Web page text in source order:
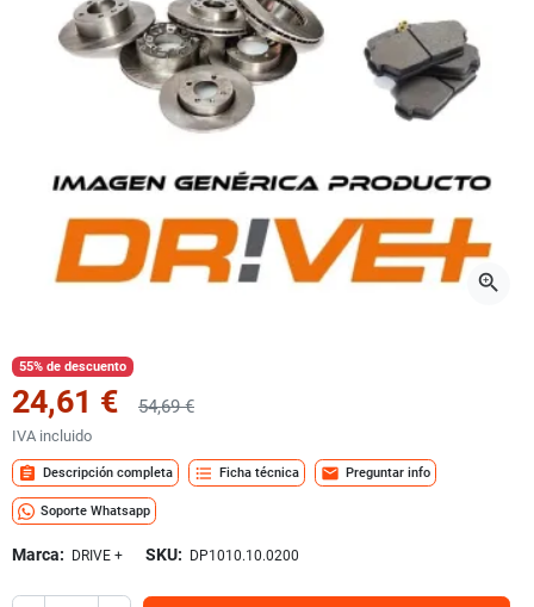
zoom_in
55% de descuento
24,61 € 54,69 €
IVA incluido
assignment Descripción completa format_list_bulleted Ficha técnica mail Preguntar info
Soporte Whatsapp
Marca: DRIVE + SKU: DP1010.10.0200